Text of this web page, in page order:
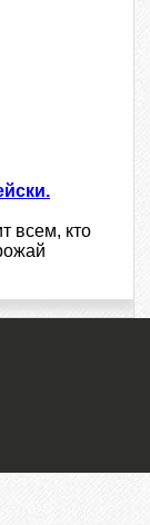
всем, кто